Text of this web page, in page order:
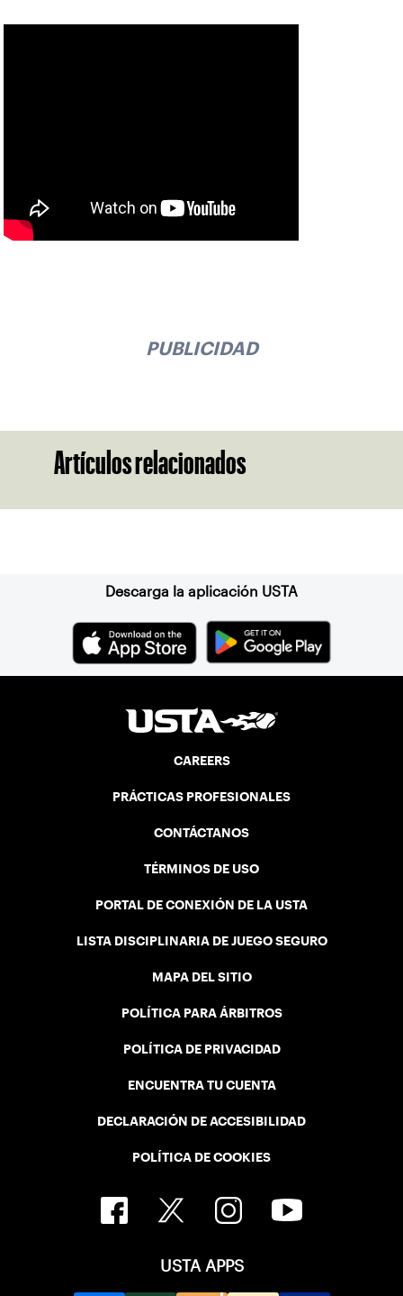
PUBLICIDAD
Artículos relacionados
Descarga la aplicación USTA
CAREERS
PRÁCTICAS PROFESIONALES
CONTÁCTANOS
TÉRMINOS DE USO
PORTAL DE CONEXIÓN DE LA USTA
LISTA DISCIPLINARIA DE JUEGO SEGURO
MAPA DEL SITIO
POLÍTICA PARA ÁRBITROS
POLÍTICA DE PRIVACIDAD
ENCUENTRA TU CUENTA
DECLARACIÓN DE ACCESIBILIDAD
POLÍTICA DE COOKIES
USTA APPS